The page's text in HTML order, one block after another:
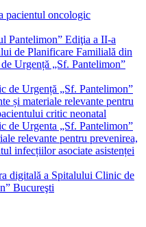
pacientul oncologic
Pantelimon” Ediţia a II-a
de Planificare Familială din
Urgență „Sf. Pantelimon”
de Urgență „Sf. Pantelimon”
și materiale relevante pentru
critic neonatal
de Urgenta „Sf. Pantelimon”
relevante pentru prevenirea,
infecțiilor asociate asistenței
digitală a Spitalului Clinic de
Bucureşti